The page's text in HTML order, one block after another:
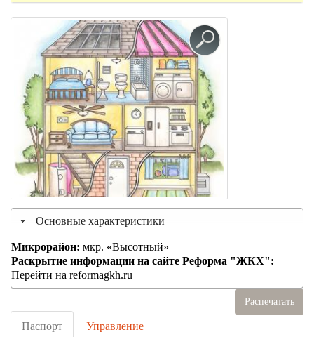
Основные характеристики
Микрорайон: мкр. «Высотный»
Раскрытие информации на сайте Реформа "ЖКХ":
Перейти на reformagkh.ru
Распечатать
Паспорт Управление